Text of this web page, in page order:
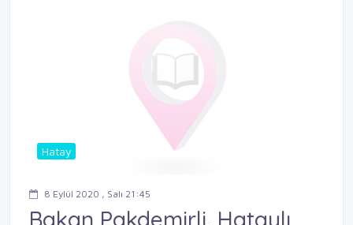
Hatay
8 Eylül 2020 , Salı 21:45
Bakan Pakdemirli, Hataylı